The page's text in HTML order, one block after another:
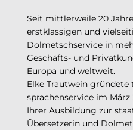
Seit mittlerweile 20
erstklassigen und
Dolmetschservice in
Geschäfts- und
Europa und weltweit.
Elke Trautwein gründete
sprachenservice im März
Ihrer Ausbildung zur
Übersetzerin und